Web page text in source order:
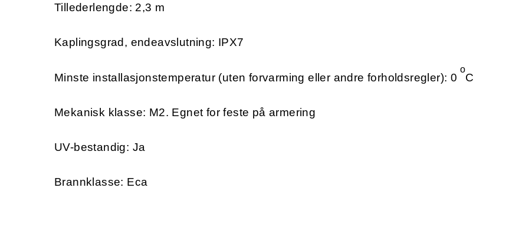
Tillederlengde: 2,3 m
Kaplingsgrad, endeavslutning: IPX7
Minste installasjonstemperatur (uten forvarming eller andre forholdsregler): 0
o
C
Mekanisk klasse: M2. Egnet for feste på armering
UV-bestandig: Ja
Brannklasse: Eca